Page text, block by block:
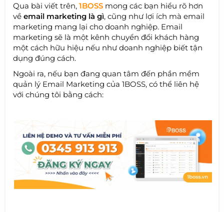
Qua bài viết trên,1BOSS mong các bạn hiểu rõ hơn
vềemail marketing là gì, cũng như lợi ích mà email
marketing mang lại cho doanh nghiệp. Email
marketing sẽ là một kênh chuyển đổi khách hàng
một cách hữu hiệu nếu như doanh nghiệp biết tận
dụng đúng cách.
Ngoài ra, nếu bạn đang quan tâm đến phần mềm
quản lý Email Marketing của 1BOSS, có thể liên hệ
với chúng tôi bằng cách: